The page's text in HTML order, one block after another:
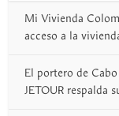
Mi Vivienda
acceso a la
El portero de
JETOUR respalda